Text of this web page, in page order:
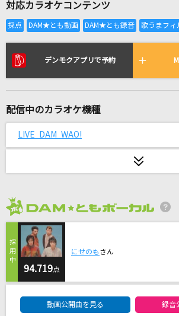
全国りれき
リアルタイムで歌われている曲
グランドエスケープ feat.三浦透子
曼珠沙華
ORIGINAL LOVE
I WISH
[生音]アイのシナリオ
対応カラオケコンテンツ
デンモクアプリで予約
配信中のカラオケ機種
LIVE DAM WAO!
94.719点
にせのも さん
動画公開曲を見る 録音